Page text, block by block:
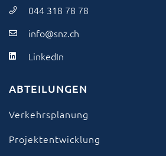
044 318 78 78
info@snz.ch
LinkedIn
ABTEILUNGEN
Verkehrsplanung
Projektentwicklung